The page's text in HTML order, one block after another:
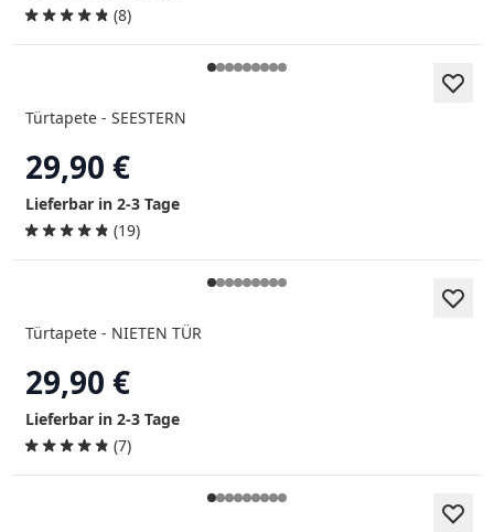
(8)
Türtapete - SEESTERN
29,90 €
Lieferbar in 2-3 Tage
(19)
Türtapete - NIETEN TÜR
29,90 €
Lieferbar in 2-3 Tage
(7)